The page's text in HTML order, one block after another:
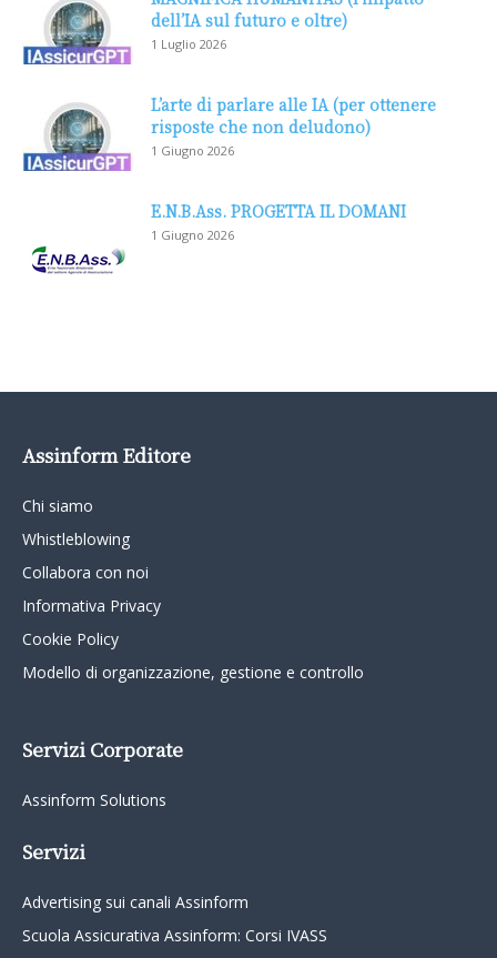
dell’IA sul futuro e oltre)
1 Luglio 2026
L’arte di parlare alle IA (per ottenere
risposte che non deludono)
1 Giugno 2026
E.N.B.Ass. PROGETTA IL DOMANI
1 Giugno 2026
Assinform Editore
Chi siamo
Whistleblowing
Collabora con noi
Informativa Privacy
Cookie Policy
Modello di organizzazione, gestione e controllo
Servizi Corporate
Assinform Solutions
Servizi
Advertising sui canali Assinform
Scuola Assicurativa Assinform: Corsi IVASS